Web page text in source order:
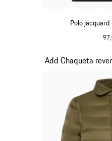
Polo
Add Chaqueta
Diapositiva 4 de 20